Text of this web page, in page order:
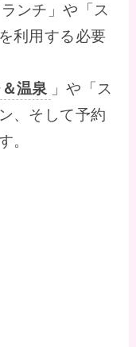
ンチ」や「ス
利用する必要
温泉
」や「ス
、そして予約
。